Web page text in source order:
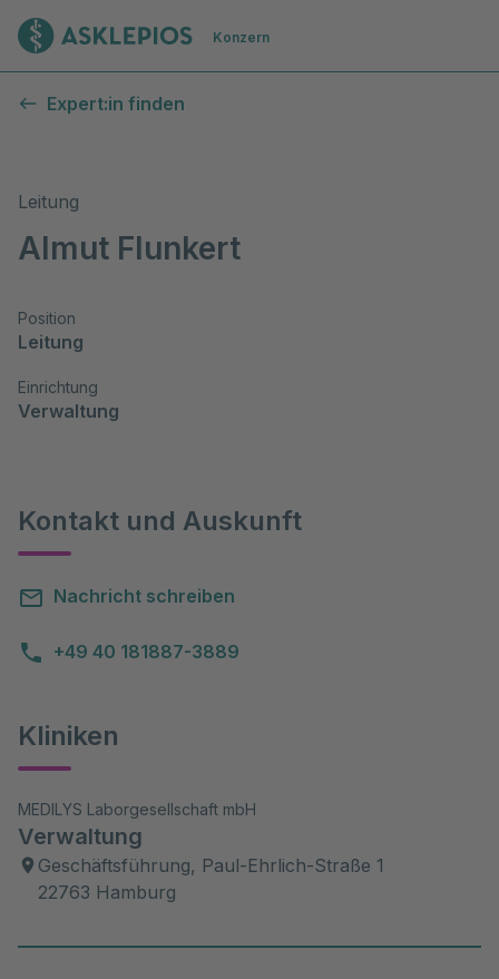
Zur Startseite
Konzern
Expert:in finden
Leitung
Almut Flunkert
Position
Leitung
Einrichtung
Verwaltung
Kontakt und Auskunft
Nachricht schreiben
+49 40 181887-3889
Kliniken
MEDILYS Laborgesellschaft mbH
Verwaltung
Geschäftsführung, Paul-Ehrlich-Straße 1
22763 Hamburg